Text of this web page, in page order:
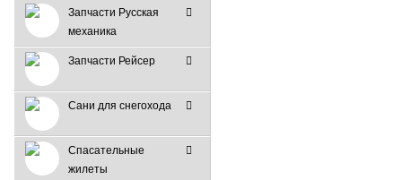
Запчасти Русская
механика
Запчасти Рейсер
Сани для снегохода
Спасательные
жилеты